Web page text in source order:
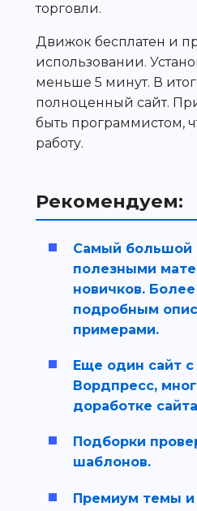
торговли.
Движок бесплатен и
использовании.
меньше 5 минут. В
полноценный сайт.
быть программистом,
работу.
Рекомендуем:
Самый большой
полезными
новичков.
подробным
примерами.
Еще один сайт
Вордпресс,
доработке
Подборки
шаблонов.
Премиум темы и